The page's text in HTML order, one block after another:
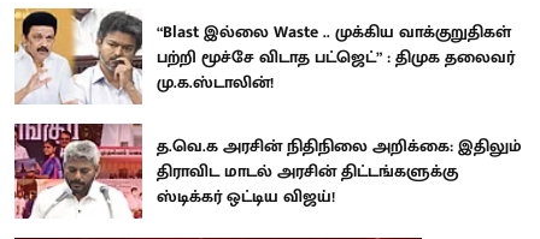
“Blast இல்லை Waste .. முக்கிய வாக்குறுதிகள்
பற்றி மூச்சே விடாத பட்ஜெட்” : திமுக தலைவர்
மு.க.ஸ்டாலின்!
த.வெ.க அரசின் நிதிநிலை அறிக்கை: இதிலும்
திராவிட மாடல் அரசின் திட்டங்களுக்கு
ஸ்டிக்கர் ஒட்டிய விஜய்!